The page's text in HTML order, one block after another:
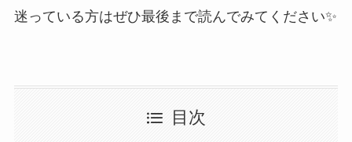
迷っている方はぜひ最後まで読んでみてください✨
目次